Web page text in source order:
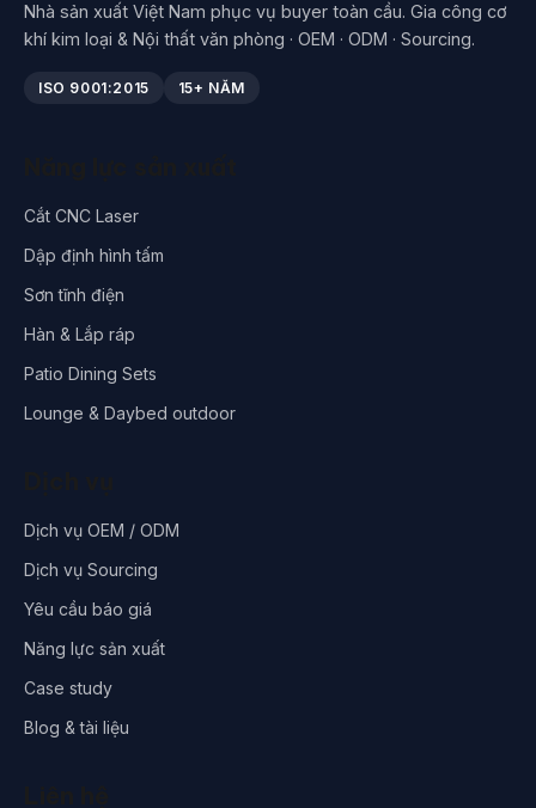
Nhà sản xuất Việt Nam phục vụ buyer toàn cầu. Gia công cơ
khí kim loại & Nội thất văn phòng · OEM · ODM · Sourcing.
ISO 9001:2015 15+ NĂM
Cắt CNC Laser
Dập định hình tấm
Sơn tĩnh điện
Hàn & Lắp ráp
Patio Dining Sets
Lounge & Daybed outdoor
Dịch vụ OEM / ODM
Dịch vụ Sourcing
Yêu cầu báo giá
Năng lực sản xuất
Case study
Blog & tài liệu